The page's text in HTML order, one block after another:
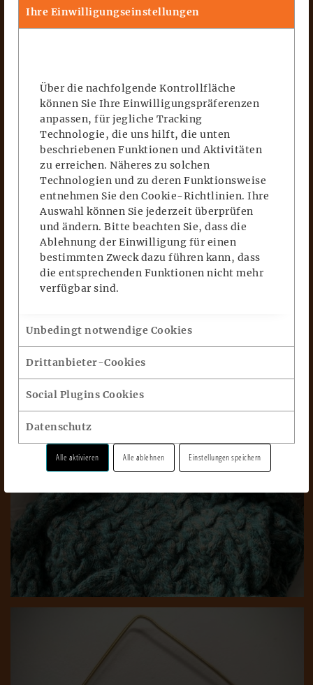
Ihre Einwilligungseinstellungen
Über die nachfolgende Kontrollfläche
können Sie Ihre Einwilligungspräferenzen
anpassen, für jegliche Tracking
Technologie, die uns hilft, die unten
beschriebenen Funktionen und Aktivitäten
zu erreichen. Näheres zu solchen
Technologien und zu deren Funktionsweise
entnehmen Sie den Cookie-Richtlinien. Ihre
Auswahl können Sie jederzeit überprüfen
und ändern. Bitte beachten Sie, dass die
Ablehnung der Einwilligung für einen
bestimmten Zweck dazu führen kann, dass
die entsprechenden Funktionen nicht mehr
verfügbar sind.
Unbedingt notwendige Cookies
Drittanbieter-Cookies
Social Plugins Cookies
Datenschutz
Alle aktivieren Alle ablehnen Einstellungen speichern